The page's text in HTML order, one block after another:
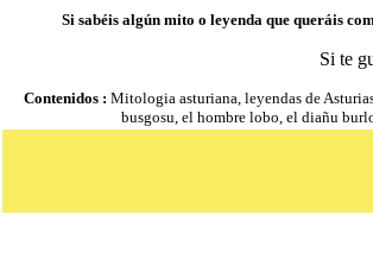
Si sabéis algún mito o leyenda que queráis
Si te
Contenidos : Mitologia asturiana, leyendas de
busgosu, el hombre lobo, el diañu